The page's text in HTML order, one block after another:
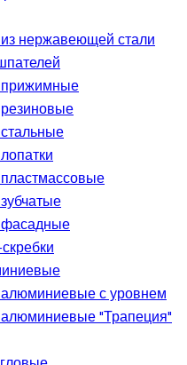
нержавеющей стали
с уровнем
"Трапеция"